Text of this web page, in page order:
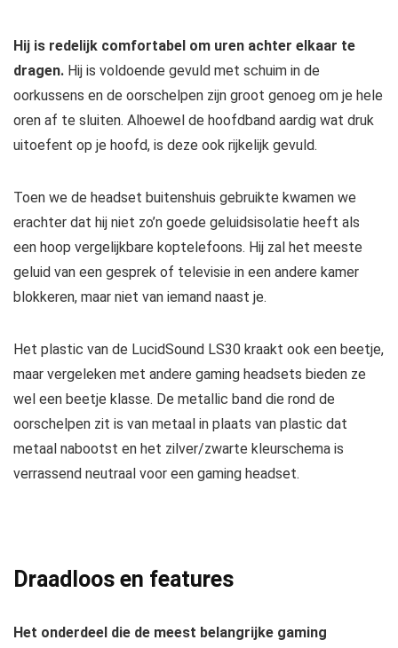
Hij is redelijk comfortabel om uren achter elkaar te
dragen. Hij is voldoende gevuld met schuim in de
oorkussens en de oorschelpen zijn groot genoeg om je hele
oren af te sluiten. Alhoewel de hoofdband aardig wat druk
uitoefent op je hoofd, is deze ook rijkelijk gevuld.
Toen we de headset buitenshuis gebruikte kwamen we
erachter dat hij niet zo’n goede geluidsisolatie heeft als
een hoop vergelijkbare koptelefoons. Hij zal het meeste
geluid van een gesprek of televisie in een andere kamer
blokkeren, maar niet van iemand naast je.
Het plastic van de LucidSound LS30 kraakt ook een beetje,
maar vergeleken met andere gaming headsets bieden ze
wel een beetje klasse. De metallic band die rond de
oorschelpen zit is van metaal in plaats van plastic dat
metaal nabootst en het zilver/zwarte kleurschema is
verrassend neutraal voor een gaming headset.
Draadloos en features
Het onderdeel die de meest belangrijke gaming